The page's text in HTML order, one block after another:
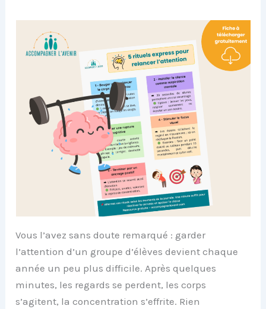
Vous l’avez sans doute remarqué : garder
l’attention d’un groupe d’élèves devient chaque
année un peu plus difficile. Après quelques
minutes, les regards se perdent, les corps
s’agitent, la concentration s’effrite. Rien